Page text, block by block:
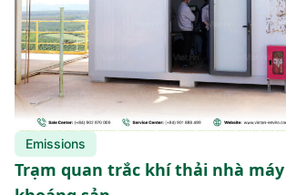
Emissions
Trạm quan trắc khí thải nhà